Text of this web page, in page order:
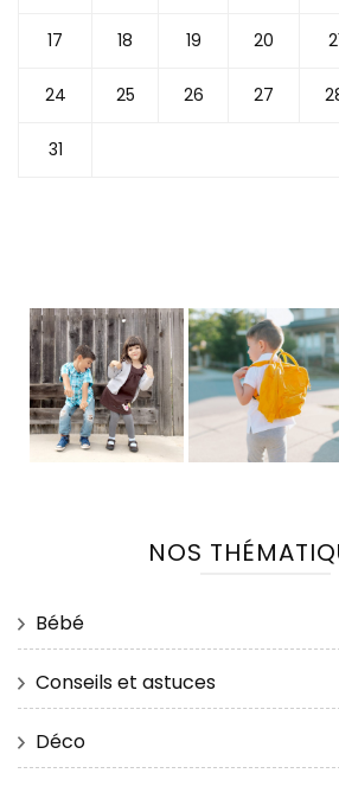
17 18 19 20
24 25 26 27
31
NOS
Bébé
Conseils et astuces
Déco